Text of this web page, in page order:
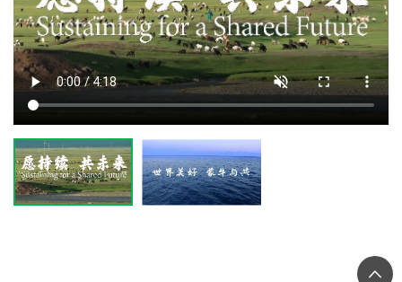
《蒙牛信息安全政策》
《蒙牛环境管理政策》
《蒙牛产品安全与质量管理政策》